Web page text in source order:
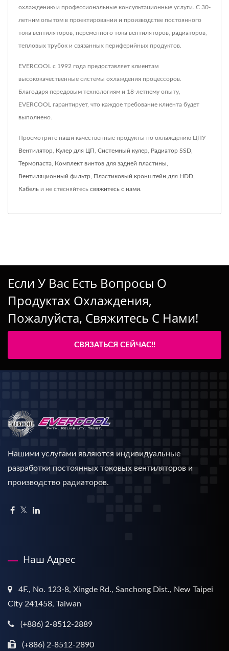
охлаждению и профессиональные консультационные услуги. С 30-
летним опытом в проектировании и производстве постоянного
тока вентиляторов, переменного тока вентиляторов, радиаторов,
тепловых трубок и связанных периферийных продуктов.
EVERCOOL с 1992 года предоставляет клиентам
высококачественные системы охлаждения процессоров.
Благодаря передовым технологиям и 18-летнему опыту,
EVERCOOL гарантирует, что каждое требование клиента будет
выполнено.
Просмотрите наши качественные продукты по охлаждению ЦПУ
Вентилятор Кулер для ЦП Системный кулер Радиатор SSD
Термопаста Комплект винтов для задней пластины
Вентиляционный фильтр Пластиковый кронштейн для HDD
Кабель и не стесняйтесь свяжитесь с нами
Если У Вас Есть Вопросы О
Продуктах Охлаждения,
Пожалуйста, Свяжитесь С Нами!
СВЯЗАТЬСЯ СЕЙЧАС!!
Нашими услугами являются индивидуальные
разработки постоянных токовых вентиляторов и
производство радиаторов.
Наш Адрес
4F., No. 123-8, Xingde Rd., Sanchong Dist., New Taipei
City 241458, Taiwan
(+886) 2-8512-2889
(+886) 2-8512-2890